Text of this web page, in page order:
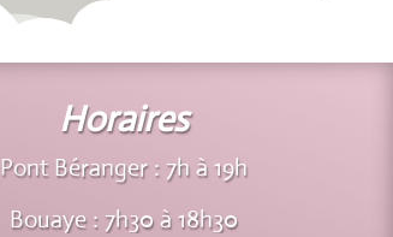
Horaires
Pont Béranger : 7h à 19h
Bouaye : 7h30 à 18h30